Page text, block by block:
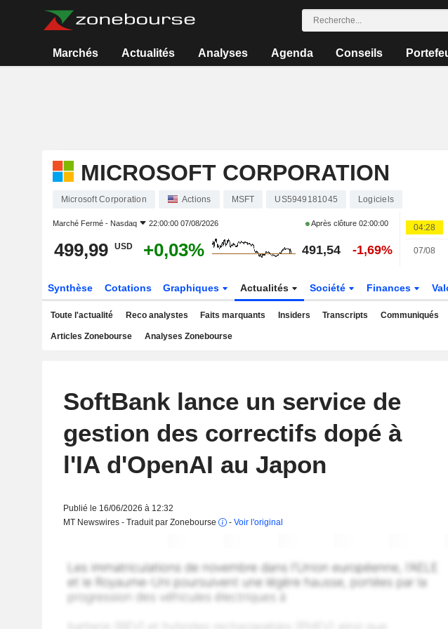
Marchés Actualités Analyses Agenda Conseils
MICROSOFT CORPORATION
Microsoft Corporation Actions MSFT US5949181045 Logiciels
Marché Fermé - Nasdaq 22:00:00 07/08/2026 Après clôture02:00:00
499,99 USD +0,03% 491,54 -1,69%
04:28
07/08
Synthèse Cotations Graphiques Actualités Société Finances
Toute l'actualité Reco analystes Faits marquants Insiders Transcripts Communiqués
Articles Zonebourse Analyses Zonebourse
SoftBank lance un service de
gestion des correctifs dopé à
l'IA d'OpenAI au Japon
Publié le 16/06/2026 à 12:32
MT Newswires - Traduit par Zonebourse
- Voir l'original